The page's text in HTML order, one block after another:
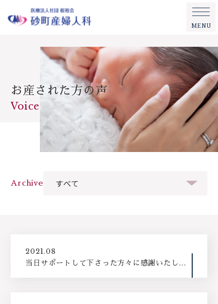
MENU
お産された方の声
Voice
Archive
2021.08
当日サポートして下さった方々に感謝いたしま